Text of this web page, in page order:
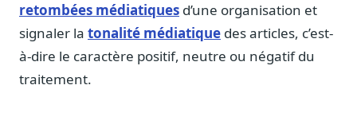
Presse
Kit média, contacts
retombées médiatiques d’une organisation et
signaler la tonalité médiatique des articles, c’est-
à-dire le caractère positif, neutre ou négatif du
traitement.